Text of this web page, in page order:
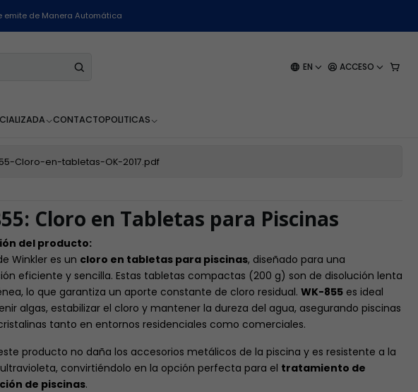
EN ACCESO
CONTACTOPOLITICAS
emite de Manera Automática
Winkler - 1 Kilo
en Tabletas - Winkler - 1 Kilo
Cloro-en-tabletas-OK-2017.pdf
Cloro en Tabletas para Piscinas
del producto:
Winkler es un cloro en tabletas para piscinas, diseñado para una
eficiente y sencilla. Estas tabletas compactas (200 g) son de disolución lenta
lo que garantiza un aporte constante de cloro residual. WK-855es ideal
algas, estabilizar el cloro y mantener la dureza del agua, asegurando piscinas
tanto en entornos residenciales como comerciales.
producto no daña los accesorios metálicos de la piscina y es resistente a la
convirtiéndolo en la opción perfecta para el tratamiento de
de piscinas.